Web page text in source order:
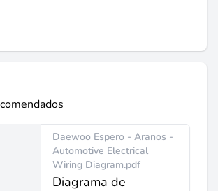
Daewoo Espero - Aranos -
Automotive Electrical
Wiring Diagram.pdf
Diagrama de